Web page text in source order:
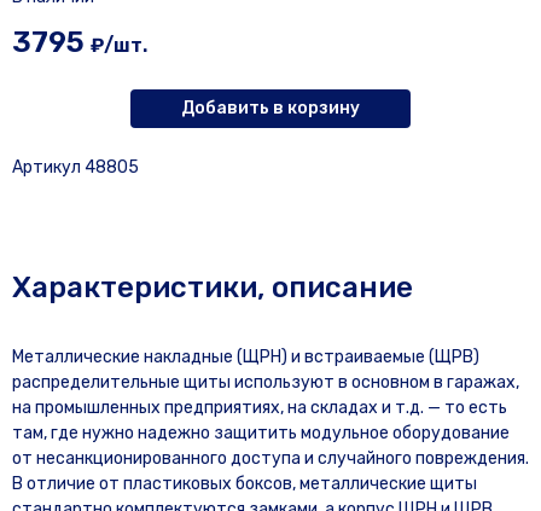
3795 ₽/шт.
Добавить в корзину
Артикул 48805
Характеристики, описание
Металлические накладные (ЩРН) и встраиваемые (ЩРВ)
распределительные щиты используют в основном в гаражах,
на промышленных предприятиях, на складах и т.д. — то есть
там, где нужно надежно защитить модульное оборудование
от несанкционированного доступа и случайного повреждения.
В отличие от пластиковых боксов, металлические щиты